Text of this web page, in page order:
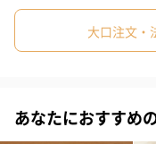
天然木
重さ
530
大口注文・
あなたにおすすめ